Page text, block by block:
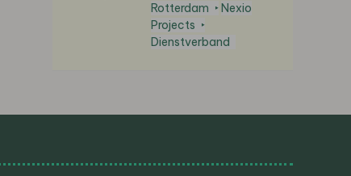
Rotterdam
Nexio
Projects
Dienstverband